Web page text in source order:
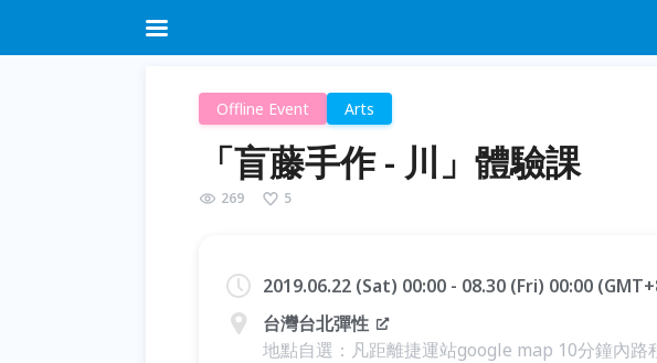
Offline Event Arts
「盲藤手作 - 川」體驗課
269 5
2019.06.22 (Sat) 00:00 - 08.30 (Fri) 00:00
台灣台北彈性
地點自選：凡距離捷運站google map 10分鐘內路